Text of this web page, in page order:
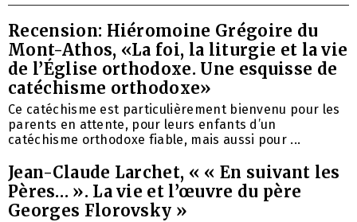
Recension: Hiéromoine Grégoire du
Mont-Athos, «La foi, la liturgie et la vie
de l’Église orthodoxe. Une esquisse de
catéchisme orthodoxe»
Ce catéchisme est particulièrement bienvenu pour les
parents en attente, pour leurs enfants d’un
catéchisme orthodoxe fiable, mais aussi pour ...
Jean-Claude Larchet, « « En suivant les
Pères… ». La vie et l’œuvre du père
Georges Florovsky »